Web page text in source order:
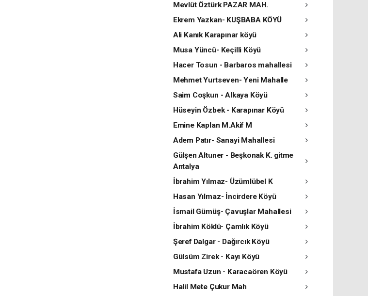
Mevlüt Öztürk PAZAR MAH.
Ekrem Yazkan- KUŞBABA KÖYÜ
Ali Kanık Karapınar köyü
Musa Yüncü- Keçilli Köyü
Hacer Tosun - Barbaros mahallesi
Mehmet Yurtseven- Yeni Mahalle
Saim Coşkun - Alkaya Köyü
Hüseyin Özbek - Karapınar Köyü
Emine Kaplan M.Akif M
Adem Patır- Sanayi Mahallesi
Gülşen Altuner - Beşkonak K. gitme
Antalya
İbrahim Yılmaz- Üzümlübel K
Hasan Yılmaz- İncirdere Köyü
İsmail Gümüş- Çavuşlar Mahallesi
İbrahim Köklü- Çamlık Köyü
Şeref Dalgar - Dağırcık Köyü
Gülsüm Zirek - Kayı Köyü
Mustafa Uzun - Karacaören Köyü
Halil Mete Çukur Mah